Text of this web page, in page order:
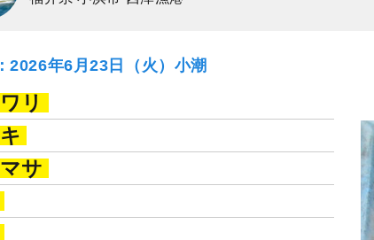
2026年6月23日（火）小潮
リ
サ